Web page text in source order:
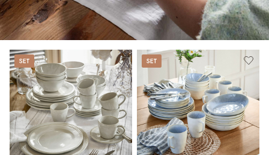
Set Set